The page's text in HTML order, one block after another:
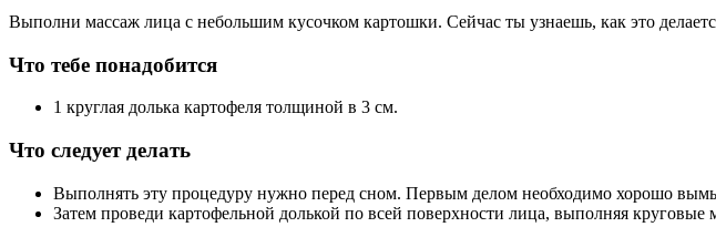
Выполни массаж лица с небольшим кусочком картошки. Сейчас ты узнаешь, как это
Что тебе понадобится
1 круглая долька картофеля толщиной в 3 см.
Что следует делать
Выполнять эту процедуру нужно перед сном. Первым делом необходимо хорошо
Затем проведи картофельной долькой по всей поверхности лица, выполняя